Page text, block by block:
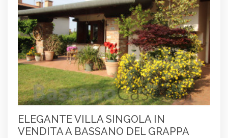
ELEGANTE VILLA SINGOLA IN
VENDITA A BASSANO DEL GRAPPA